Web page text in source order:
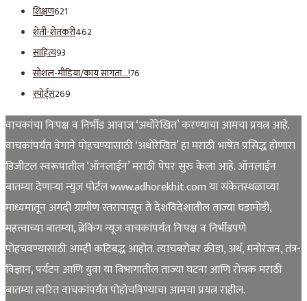
शिक्षण621
शेती-शेतकरी462
साहित्य93
सोशल-मीडिया/काय सांगता…!76
स्पोर्ट्स269
वाचकांचा निःपक्ष व निर्भीड आवाज ‘अधोरेखित’ करण्याचा आमचा प्रयत्न आहे.
वाचकांपर्यंत वेगाने पोहचण्यासाठी ‘अधोरेखित’ हा मराठी भाषेत प्रसिद्ध होणारा
डिजीटल स्वरूपातील ‘ऑनलाईन’ मराठी पेपर सुरु केला आहे. ऑनलाईन
बातम्या देणाऱ्या न्युज पोर्टल www.adhorekhit.com या संकेतस्थळाच्या
माध्यमातून अगदी ग्रामीण स्तरापासून ते देशविदेशातील ताज्या घडामोडी,
महत्त्वाच्या बातम्या, ब्रेकिंग न्यूज वाचकांपर्यंत निःपक्ष व निर्भीडपणे
पोहचवण्यासाठी आम्ही कटिबद्ध आहोत. त्याचबरोबर क्रीडा, अर्थ, मनोरंजन, तंत्र-
विज्ञान, पर्यटन आणि युवा या विभागातील ताज्या घटना आणि रोचक मराठी
बातम्या त्वरित वाचकांपर्यंत पोहोचविण्याचा आमचा प्रयत्न राहील.